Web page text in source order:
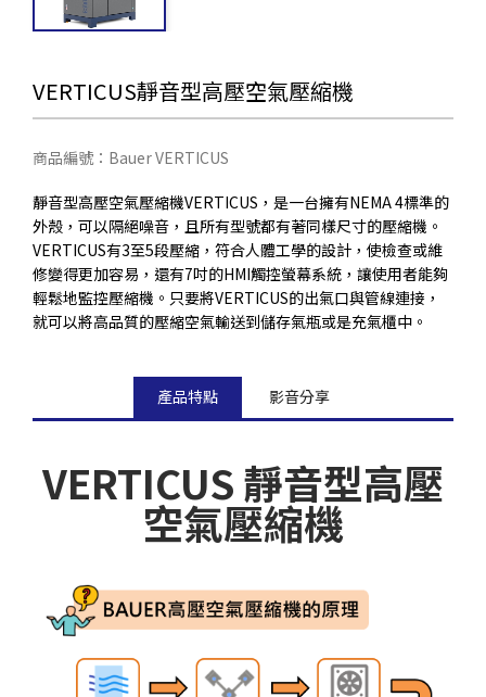
VERTICUS靜音型高壓空氣壓縮機
商品編號：Bauer VERTICUS
靜音型高壓空氣壓縮機VERTICUS，是一台擁有NEMA 4標準的
外殼，可以隔絕噪音，且所有型號都有著同樣尺寸的壓縮機。
VERTICUS有3至5段壓縮，符合人體工學的設計，使檢查或維
修變得更加容易，還有7吋的HMI觸控螢幕系統，讓使用者能夠
輕鬆地監控壓縮機。只要將VERTICUS的出氣口與管線連接，
就可以將高品質的壓縮空氣輸送到儲存氣瓶或是充氣櫃中。
產品特點 影音分享
VERTICUS 靜音型高壓
空氣壓縮機